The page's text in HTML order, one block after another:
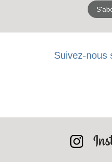
Suivez-nous